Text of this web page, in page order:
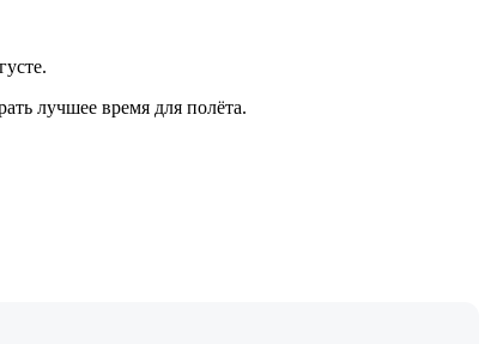
лучшее время для полёта.